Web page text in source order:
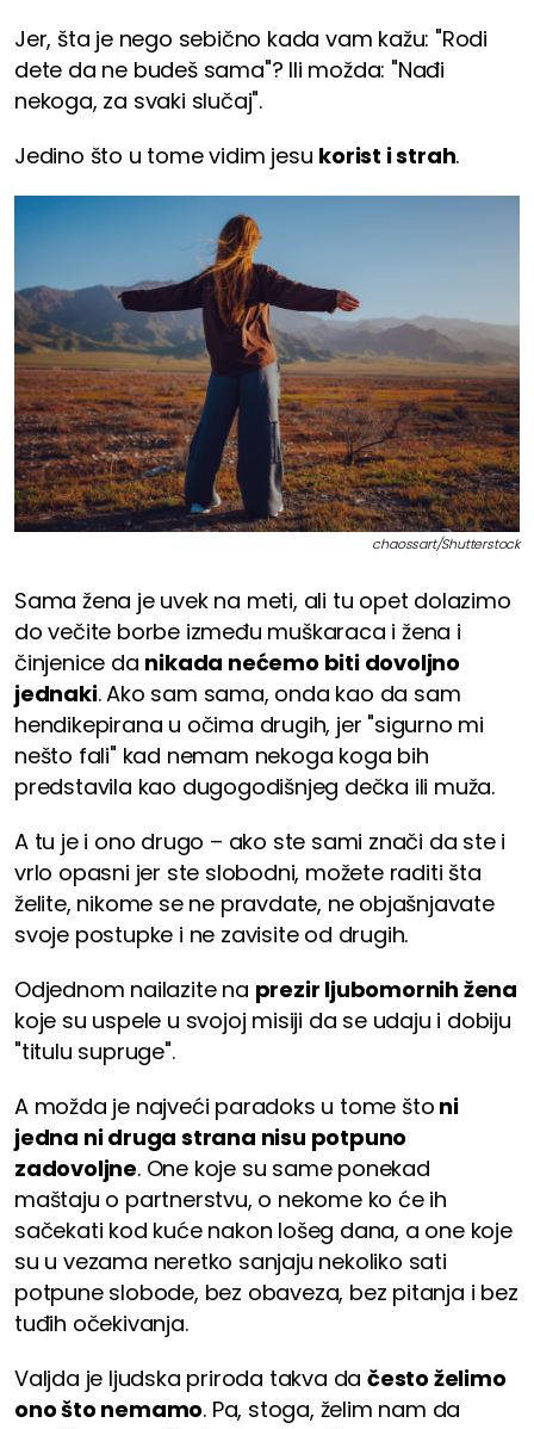
Jer, šta je nego sebično kada vam kažu: "Rodi
dete da ne budeš sama"? Ili možda: "Nađi
nekoga, za svaki slučaj".
Jedino što u tome vidim jesu korist i strah.
chaossart/Shutterstock
Sama žena je uvek na meti, ali tu opet dolazimo
do večite borbe između muškaraca i žena i
činjenice da nikada nećemo biti dovoljno
jednaki. Ako sam sama, onda kao da sam
hendikepirana u očima drugih, jer "sigurno mi
nešto fali" kad nemam nekoga koga bih
predstavila kao dugogodišnjeg dečka ili muža.
A tu je i ono drugo – ako ste sami znači da ste i
vrlo opasni jer ste slobodni, možete raditi šta
želite, nikome se ne pravdate, ne objašnjavate
svoje postupke i ne zavisite od drugih.
Odjednom nailazite na prezir ljubomornih žena
koje su uspele u svojoj misiji da se udaju i dobiju
"titulu supruge".
A možda je najveći paradoks u tome što ni
jedna ni druga strana nisu potpuno
zadovoljne. One koje su same ponekad
maštaju o partnerstvu, o nekome ko će ih
sačekati kod kuće nakon lošeg dana, a one koje
su u vezama neretko sanjaju nekoliko sati
potpune slobode, bez obaveza, bez pitanja i bez
tuđih očekivanja.
Valjda je ljudska priroda takva da često želimo
ono što nemamo. Pa, stoga, želim nam da